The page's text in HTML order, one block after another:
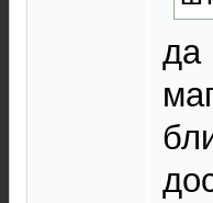
да